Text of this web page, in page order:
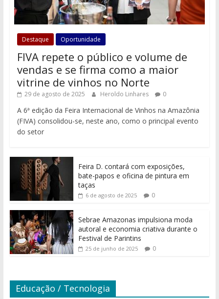
Destaque Oportunidade
FIVA repete o público e volume de
vendas e se firma como a maior
vitrine de vinhos no Norte
29 de agosto de 2025 Heroldo Linhares 0
A 6ª edição da Feira Internacional de Vinhos na Amazônia
(FIVA) consolidou-se, neste ano, como o principal evento
do setor
Feira D. contará com exposições,
bate-papos e oficina de pintura em
taças
6 de agosto de 2025 0
Sebrae Amazonas impulsiona moda
autoral e economia criativa durante o
Festival de Parintins
25 de junho de 2025 0
Educação / Tecnologia